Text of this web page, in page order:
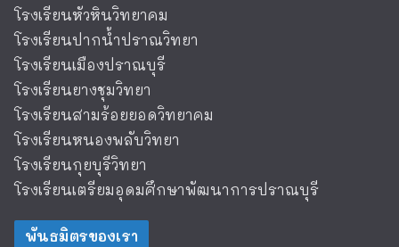
โรงเรียนหัวหินวิทยาคม
โรงเรียนปากน้ำปราณวิทยา
โรงเรียนเมืองปราณบุรี
โรงเรียนยางชุมวิทยา
โรงเรียนสามร้อยยอดวิทยาคม
โรงเรียนหนองพลับวิทยา
โรงเรียนกุยบุรีวิทยา
โรงเรียนเตรียมอุดมศึกษาพัฒนาการปราณบุรี
พันธมิตรของเรา